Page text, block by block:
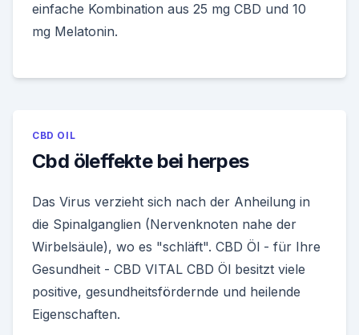
einfache Kombination aus 25 mg CBD und 10
mg Melatonin.
CBD OIL
Cbd öleffekte bei herpes
Das Virus verzieht sich nach der Anheilung in
die Spinalganglien (Nervenknoten nahe der
Wirbelsäule), wo es "schläft". CBD Öl - für Ihre
Gesundheit - CBD VITAL CBD Öl besitzt viele
positive, gesundheitsfördernde und heilende
Eigenschaften.